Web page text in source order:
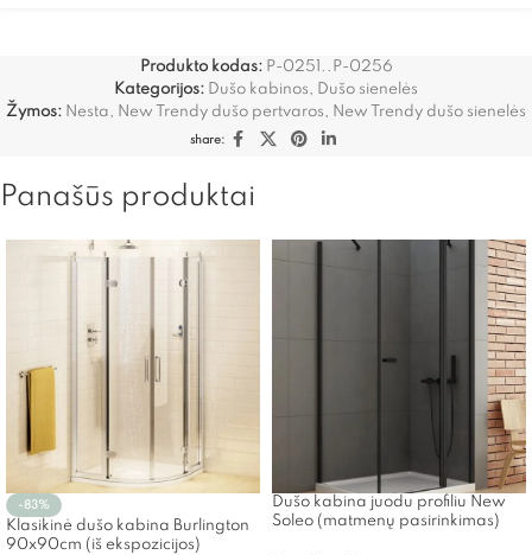
Produkto kodas: P-0251..P-0256
Kategorijos: Dušo kabinos, Dušo sienelės
Žymos: Nesta, New Trendy dušo pertvaros, New Trendy dušo sienelės
share:
Panašūs produktai
-83%
Klasikinė dušo kabina Burlington
90x90cm (iš ekspozicijos)
Dušo kabina juodu profiliu New
Soleo (matmenų pasirinkimas)